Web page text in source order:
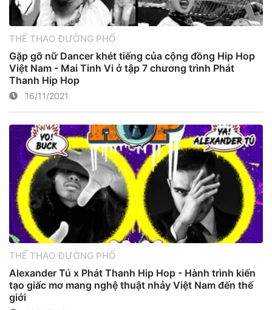
THỂ THAO ĐƯỜNG PHỐ
Gặp gỡ nữ Dancer khét tiếng của cộng đồng Hip Hop
Việt Nam - Mai Tinh Vi ở tập 7 chương trình Phát
Thanh Hip Hop
16/11/2021
THỂ THAO ĐƯỜNG PHỐ
Alexander Tú x Phát Thanh Hip Hop - Hành trình kiến
tạo giấc mơ mang nghệ thuật nhảy Việt Nam đến thế
giới